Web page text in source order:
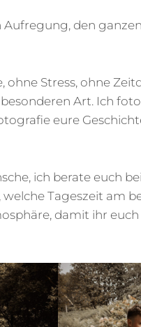
Aufregung, den
Stress, ohne
Art. Ich
eure
ich berate euch
Tageszeit am
damit ihr